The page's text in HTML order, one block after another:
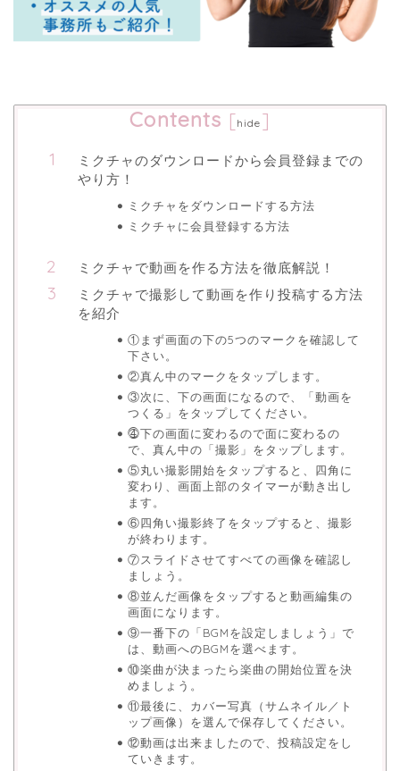
Contents [hide ]
ミクチャのダウンロードから会員登録までの
やり方！
ミクチャをダウンロードする方法
ミクチャに会員登録する方法
ミクチャで動画を作る方法を徹底解説！
ミクチャで撮影して動画を作り投稿する方法
を紹介
①まず画面の下の5つのマークを確認して
下さい。
②真ん中のマークをタップします。
③次に、下の画面になるので、「動画を
つくる」をタップしてください。
⓸下の画面に変わるので面に変わるの
で、真ん中の「撮影」をタップします。
⑤丸い撮影開始をタップすると、四角に
変わり、画面上部のタイマーが動き出し
ます。
⑥四角い撮影終了をタップすると、撮影
が終わります。
⑦スライドさせてすべての画像を確認し
ましょう。
⑧並んだ画像をタップすると動画編集の
画面になります。
⑨一番下の「BGMを設定しましょう」で
は、動画へのBGMを選べます。
⑩楽曲が決まったら楽曲の開始位置を決
めましょう。
⑪最後に、カバー写真（サムネイル／ト
ップ画像）を選んで保存してください。
⑫動画は出来ましたので、投稿設定をし
ていきます。